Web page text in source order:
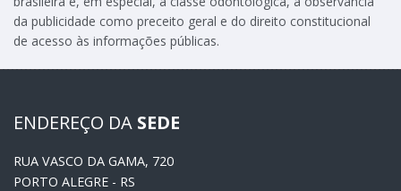
da publicidade como preceito geral e do direito constitucional
de acesso às informações públicas.
ENDEREÇO DA SEDE
RUA VASCO DA GAMA, 720
PORTO ALEGRE - RS